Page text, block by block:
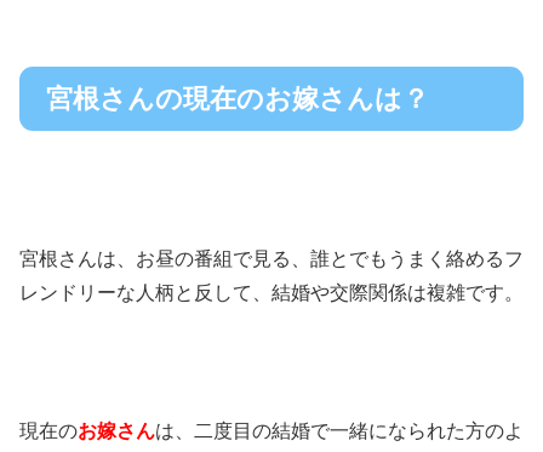
宮根さんの現在のお嫁さんは？
宮根さんは、お昼の番組で見る、誰とでもうまく絡めるフ
レンドリーな人柄と反して、結婚や交際関係は複雑です。
現在のお嫁さんは、二度目の結婚で一緒になられた方のよ